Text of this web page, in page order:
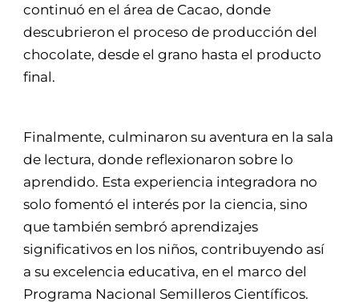
continuó en el área de Cacao, donde
descubrieron el proceso de producción del
chocolate, desde el grano hasta el producto
final.
Finalmente, culminaron su aventura en la sala
de lectura, donde reflexionaron sobre lo
aprendido. Esta experiencia integradora no
solo fomentó el interés por la ciencia, sino
que también sembró aprendizajes
significativos en los niños, contribuyendo así
a su excelencia educativa, en el marco del
Programa Nacional Semilleros Científicos.